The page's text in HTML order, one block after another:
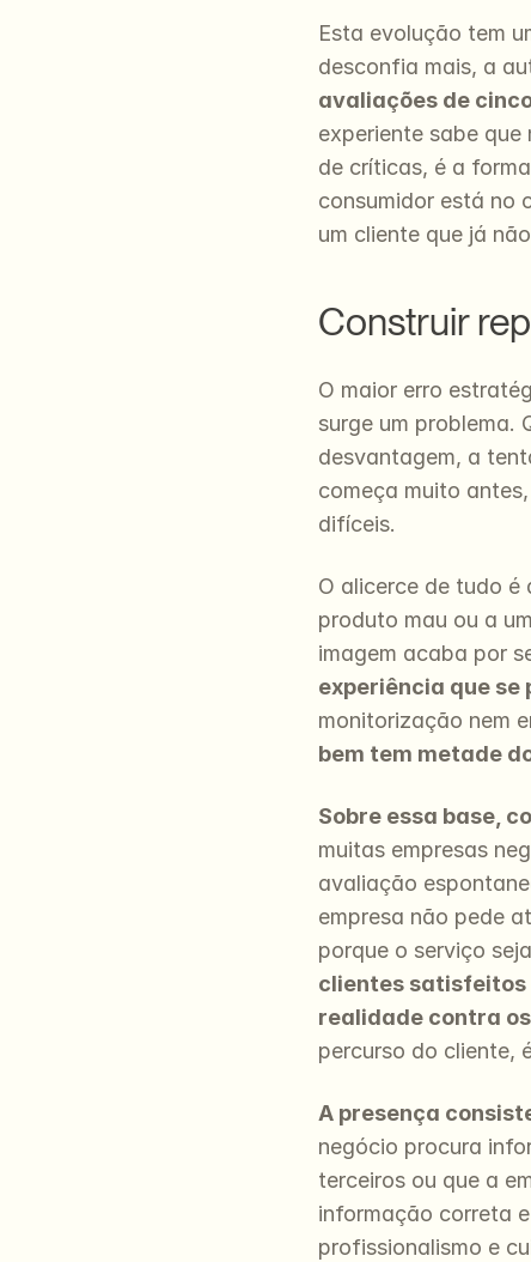
Esta evolução tem
desconfia mais, a
avaliações de
experiente sabe
de críticas, é a
consumidor está no
um cliente que já
Construir
O maior erro
surge um problema.
desvantagem, a
começa muito
difíceis.
O alicerce de tudo é
produto mau ou a
imagem acaba por
experiência que se
monitorização nem
bem tem metade
Sobre essa base,
muitas empresas
avaliação
empresa não pede
porque o serviço
clientes satisfeitos
realidade contra
percurso do cliente,
A presença
negócio procura
terceiros ou que a
informação correta
profissionalismo e